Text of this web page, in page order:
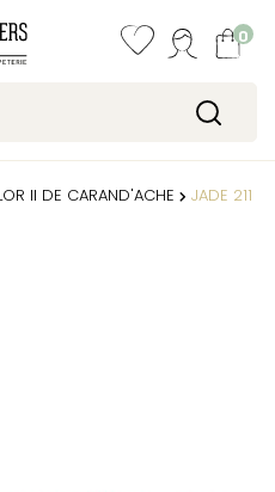
0
II DE CARAND'ACHE
JADE 211